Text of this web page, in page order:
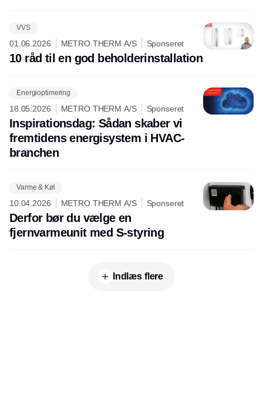
VVS
01.06.2026 METRO THERM A/S Sponseret
10 råd til en god beholderinstallation
Energioptimering
18.05.2026 METRO THERM A/S Sponseret
Inspirationsdag: Sådan skaber vi
fremtidens energisystem i HVAC-
branchen
Varme & Køl
10.04.2026 METRO THERM A/S Sponseret
Derfor bør du vælge en
fjernvarmeunit med S-styring
Indlæs flere